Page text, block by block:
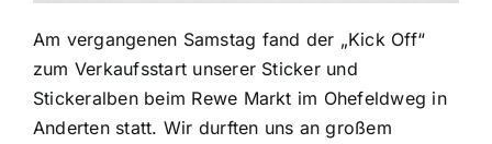
Am vergangenen Samstag fand der „Kick Off“
zum Verkaufsstart unserer Sticker und
Stickeralben beim Rewe Markt im Ohefeldweg in
Anderten statt. Wir durften uns an großem